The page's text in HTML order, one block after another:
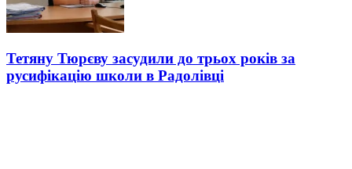
Тетяну Тюрєву засудили до трьох років за
русифікацію школи в Радолівці